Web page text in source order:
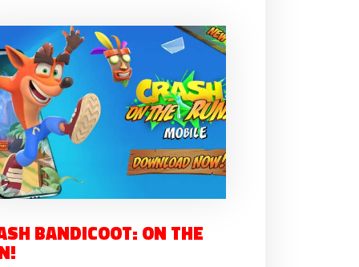
BANDICOOT: ON THE